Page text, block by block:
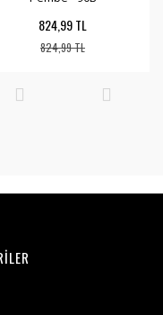
824,99 TL
824,99 TL